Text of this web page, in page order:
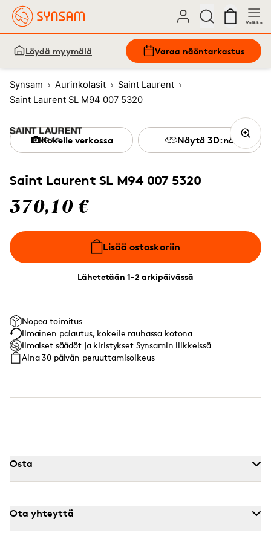
Valikko
Löydä myymälä Varaa näöntarkastus
Synsam Aurinkolasit
Saint Laurent
Saint Laurent SL M94 007 5320
Saint Laurent SL M94 007 5320
370,10 €
Lisää ostoskoriin
Lähetetään 1-2 arkipäivässä
Kokeile verkossa Näytä 3D:nä
Nopea toimitus
Ilmainen palautus, kokeile rauhassa kotona
Ilmaiset säädöt ja kiristykset Synsamin liikkeissä
Aina 30 päivän peruuttamisoikeus
Osta
Ota yhteyttä